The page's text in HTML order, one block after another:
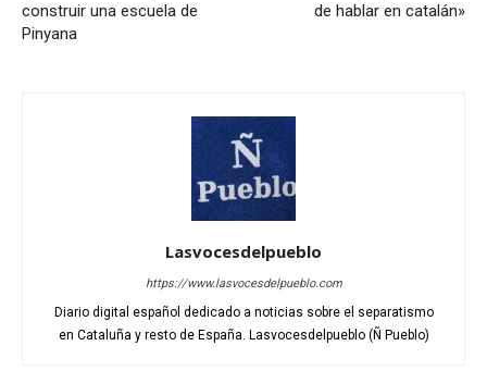
construir una escuela de
Pinyana
de hablar en catalán»
Lasvocesdelpueblo
https://www.lasvocesdelpueblo.com
Diario digital español dedicado a noticias sobre el separatismo
en Cataluña y resto de España. Lasvocesdelpueblo (Ñ Pueblo)